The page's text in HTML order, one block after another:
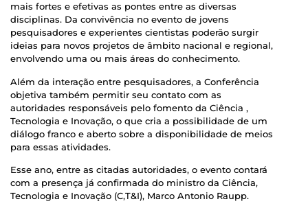
mais fortes e efetivas as pontes entre as diversas
disciplinas. Da convivência no evento de jovens
pesquisadores e experientes cientistas poderão surgir
ideias para novos projetos de âmbito nacional e regional,
envolvendo uma ou mais áreas do conhecimento.
Além da interação entre pesquisadores, a Conferência
objetiva também permitir seu contato com as
autoridades responsáveis pelo fomento da Ciência ,
Tecnologia e Inovação, o que cria a possibilidade de um
diálogo franco e aberto sobre a disponibilidade de meios
para essas atividades.
Esse ano, entre as citadas autoridades, o evento contará
com a presença já confirmada do ministro da Ciência,
Tecnologia e Inovação (C,T&I), Marco Antonio Raupp.